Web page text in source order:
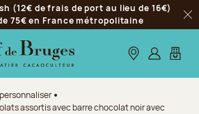
(12€ de frais de port au lieu de 16€)
75€ en France métropolitaine
Nos boutiques
S’identifier
Mon
assortis avec barre chocolat noir avec